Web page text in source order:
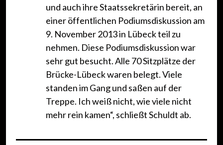
und auch ihre Staatssekretärin bereit, an
einer öffentlichen Podiumsdiskussion am
9. November 2013 in Lübeck teil zu
nehmen. Diese Podiumsdiskussion war
sehr gut besucht. Alle 70 Sitzplätze der
Brücke-Lübeck waren belegt. Viele
standen im Gang und saßen auf der
Treppe. Ich weiß nicht, wie viele nicht
mehr rein kamen“, schließt Schuldt ab.